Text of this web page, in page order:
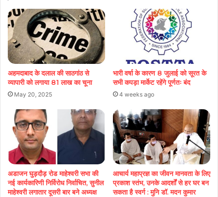
अहमदाबाद के दलाल की साठगांठ से
व्यापारी को लगाया 81 लाख का चूना
May 20, 2025
भारी वर्षा के कारण 8 जुलाई को सूरत के
सभी कपड़ा मार्केट रहेंगे पूर्णतः बंद
4 weeks ago
अडाजन घुड़दौड़ रोड माहेश्वरी सभा की
नई कार्यकारिणी निर्विरोध निर्वाचित, सुनील
माहेश्वरी लगातार दूसरी बार बने अध्यक्ष
आचार्य महाप्रज्ञ का जीवन मानवता के लिए
प्रकाश स्तंभ, उनके आदर्शों से हर घर बन
सकता है स्वर्ग : मुनि डॉ. मदन कुमार